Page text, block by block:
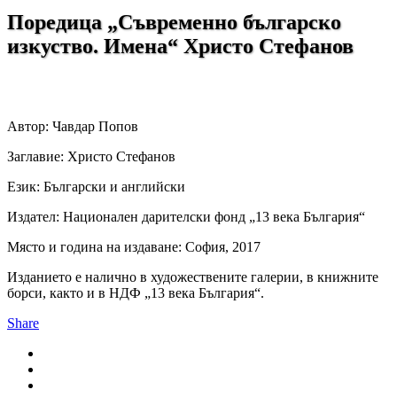
Поредица „Съвременно българско
изкуство. Имена“ Христо Стефанов
Автор: Чавдар Попов
Заглавие: Христо Стефанов
Език: Български и английски
Издател: Национален дарителски фонд „13 века България“
Място и година на издаване: София, 2017
Изданието е налично в художествените галерии, в книжните
борси, както и в НДФ „13 века България“.
Share